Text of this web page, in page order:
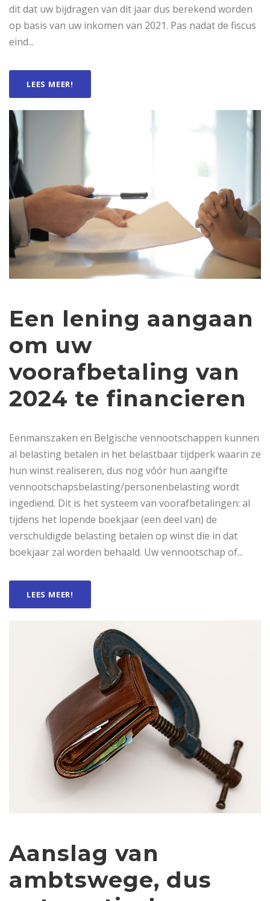
dit dat uw bijdragen van dit jaar dus berekend worden
op basis van uw inkomen van 2021. Pas nadat de fiscus
eind...
LEES MEER!
Een lening aangaan
om uw
voorafbetaling van
2024 te financieren
Eenmanszaken en Belgische vennootschappen kunnen
al belasting betalen in het belastbaar tijdperk waarin ze
hun winst realiseren, dus nog vóór hun aangifte
vennootschapsbelasting/personenbelasting wordt
ingediend. Dit is het systeem van voorafbetalingen: al
tijdens het lopende boekjaar (een deel van) de
verschuldigde belasting betalen op winst die in dat
boekjaar zal worden behaald. Uw vennootschap of...
LEES MEER!
Aanslag van
ambtswege, dus